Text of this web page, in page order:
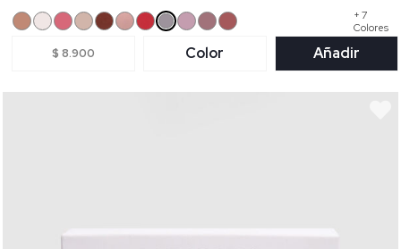
+ 7
Colores
$ 8.900 Color Añadir